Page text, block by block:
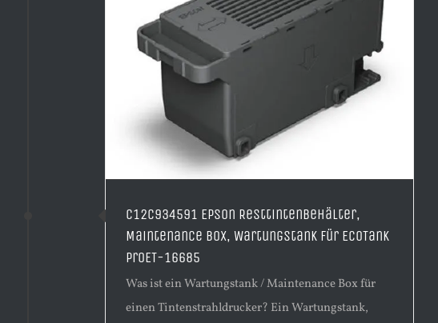
C12C934591 Epson Resttintenbehälter,
Maintenance Box, Wartungstank für EcoTank
ProET-16685
Was ist ein Wartungstank / Maintenance Box für
einen Tintenstrahldrucker? Ein Wartungstank,